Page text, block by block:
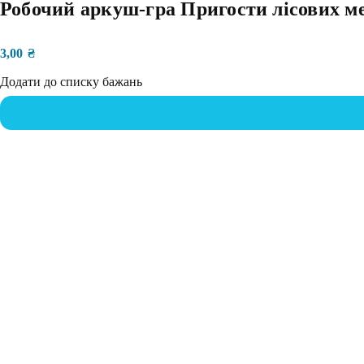
Робочий аркуш-гра Пригости лісових
3,00 ₴
Додати до списку бажань